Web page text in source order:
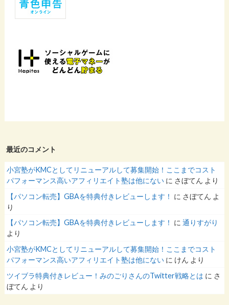
最近のコメント
小宮塾がKMCとしてリニューアルして募集開始！ここまでコスト
パフォーマンス高いアフィリエイト塾は他にない に さぼてん より
【パソコン転売】GBAを特典付きレビューします！ に さぼてん よ
り
【パソコン転売】GBAを特典付きレビューします！ に通りすがり
より
小宮塾がKMCとしてリニューアルして募集開始！ここまでコスト
パフォーマンス高いアフィリエイト塾は他にない に けん より
ツイブラ特典付きレビュー！みのごりさんのTwitter戦略とは に さ
ぼてん より